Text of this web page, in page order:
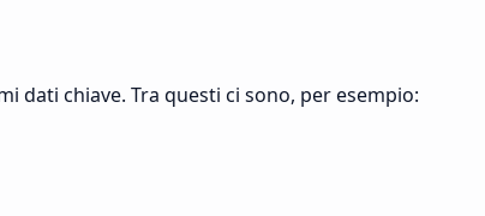
dati chiave. Tra questi ci sono, per esempio: